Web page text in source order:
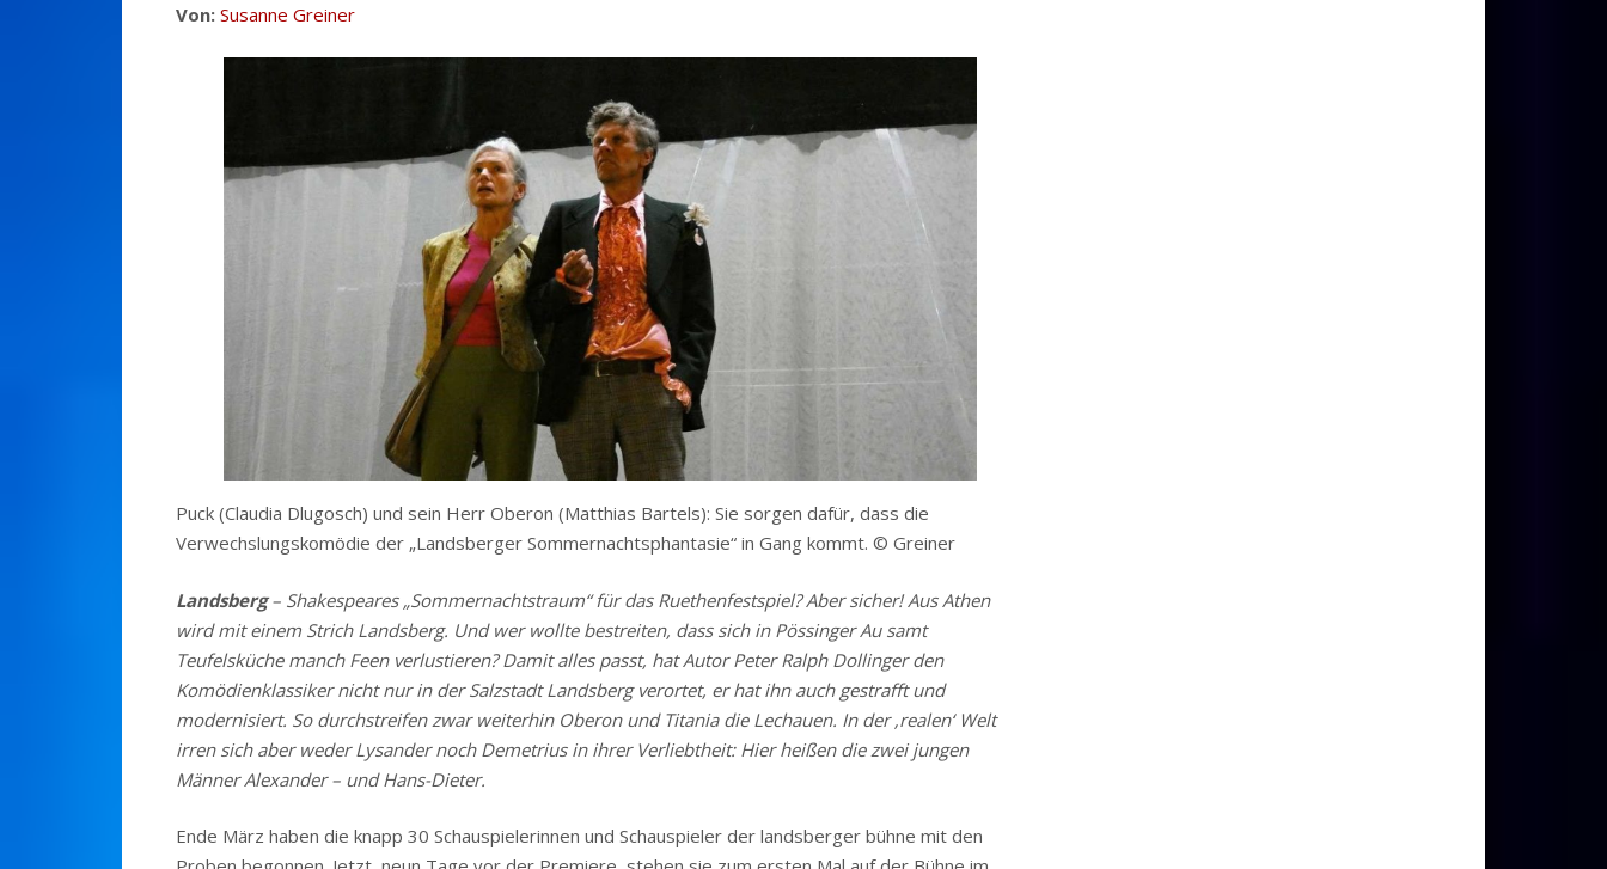
Von: Susanne Greiner
Puck (Claudia Dlugosch) und sein Herr Oberon (Matthias Bartels): Sie sorgen dafür, dass die
Verwechslungskomödie der „Landsberger Sommernachtsphantasie“ in Gang kommt. © Greiner
Landsberg– Shakespeares „Sommernachtstraum“ für das Ruethenfestspiel? Aber sicher! Aus Athen
wird mit einem Strich Landsberg. Und wer wollte bestreiten, dass sich in Pössinger Au samt
Teufelsküche manch Feen verlustieren? Damit alles passt, hat Autor Peter Ralph Dollinger den
Komödienklassiker nicht nur in der Salzstadt Landsberg verortet, er hat ihn auch gestrafft und
modernisiert. So durchstreifen zwar weiterhin Oberon und Titania die Lechauen. In der ‚realen‘ Welt
irren sich aber weder Lysander noch Demetrius in ihrer Verliebtheit: Hier heißen die zwei jungen
Männer Alexander – und Hans-Dieter.
Ende März haben die knapp 30 Schauspielerinnen und Schauspieler der landsberger bühne mit den